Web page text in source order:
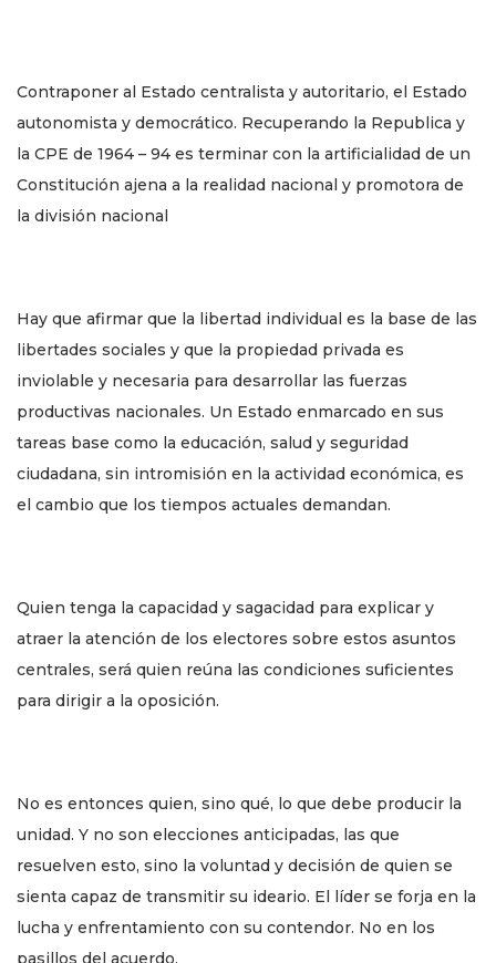
Contraponer al Estado centralista y autoritario, el Estado
autonomista y democrático. Recuperando la Republica y
la CPE de 1964 – 94 es terminar con la artificialidad de un
Constitución ajena a la realidad nacional y promotora de
la división nacional
Hay que afirmar que la libertad individual es la base de las
libertades sociales y que la propiedad privada es
inviolable y necesaria para desarrollar las fuerzas
productivas nacionales. Un Estado enmarcado en sus
tareas base como la educación, salud y seguridad
ciudadana, sin intromisión en la actividad económica, es
el cambio que los tiempos actuales demandan.
Quien tenga la capacidad y sagacidad para explicar y
atraer la atención de los electores sobre estos asuntos
centrales, será quien reúna las condiciones suficientes
para dirigir a la oposición.
No es entonces quien, sino qué, lo que debe producir la
unidad. Y no son elecciones anticipadas, las que
resuelven esto, sino la voluntad y decisión de quien se
sienta capaz de transmitir su ideario. El líder se forja en la
lucha y enfrentamiento con su contendor. No en los
pasillos del acuerdo.